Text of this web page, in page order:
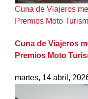
Cuna de Viajeros
Premios Moto
Cuna de Viajeros
Premios Moto
martes, 14 abril,